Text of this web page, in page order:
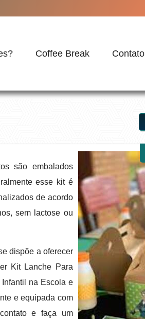
Coffee Break Contato
são embalados
esse kit é
de acordo
sem lactose ou
dispõe a oferecer
Kit Lanche Para
na Escola e
e equipada com
e faça um